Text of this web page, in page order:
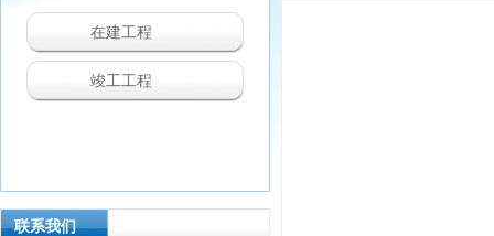
在建工程
竣工工程
联系我们